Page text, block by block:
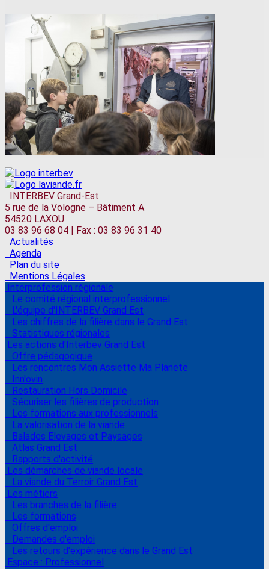
INTERBEV Grand-Est
5 rue de la Vologne – Bâtiment A
54520 LAXOU
03 83 96 68 04 | Fax : 03 83 96 31 40
Actualités
Agenda
Plan du site
Mentions Légales
Interprofession régionale
Le comité régional interprofessionnel
L'équipe d'INTERBEV Grand Est
Les chiffres de la filière dans le Grand Est
Statistiques régionales
Les actions d'Interbev Grand Est
Offre pédagogique
Les rencontres Mon Assiette Ma Planete
Inn'ovin
Restauration Hors Domicile
Sécuriser les filières de production
Les formations aux professionnels
La valorisation de la viande
Balades Elevages et Paysages
Atlas Grand Est
Rapports d'activité
Les démarches de viande locale
La viande du Terroir Grand Est
Les métiers
Les branches de la filière
Les formations
Offres d'emploi
Demandes d'emploi
Les retours d'expérience dans le Grand Est
Espace : Professionnel